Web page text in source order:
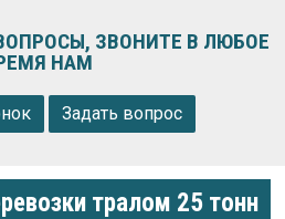
ЗВОНИТЕ В ЛЮБОЕ
НАМ
Задать вопрос
тралом 25 тонн